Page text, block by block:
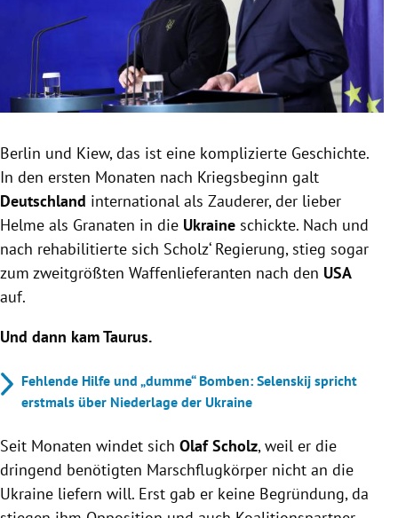
Untermenü
Untermenü
Berlin und Kiew, das ist eine komplizierte Geschichte.
In den ersten Monaten nach Kriegsbeginn galt
Deutschland international als Zauderer, der lieber
Helme als Granaten in die Ukraine schickte. Nach und
nach rehabilitierte sich Scholz‘ Regierung, stieg sogar
zum zweitgrößten Waffenlieferanten nach den USA
auf.
Und dann kam Taurus.
Fehlende Hilfe und „dumme“ Bomben: Selenskij spricht
erstmals über Niederlage der Ukraine
Seit Monaten windet sich Olaf Scholz, weil er die
dringend benötigten Marschflugkörper nicht an die
Ukraine liefern will. Erst gab er keine Begründung, da